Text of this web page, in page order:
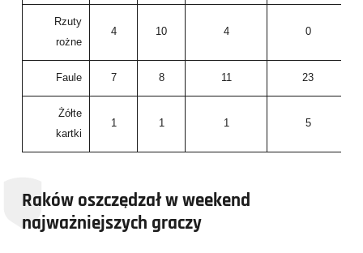
Rzuty
rożne
4 10 4 0
Faule 7 8 11 23
Żółte
kartki
1 1 1 5
Raków oszczędzał w weekend
najważniejszych graczy